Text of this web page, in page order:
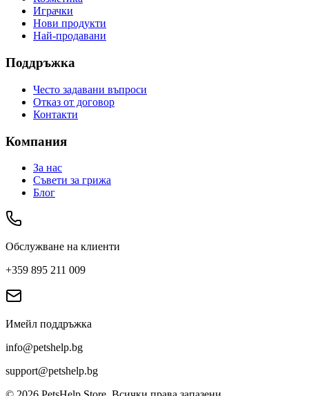
Играчки
Нови продукти
Най-продавани
Поддръжка
Често задавани въпроси
Отказ от договор
Контакти
Компания
За нас
Съвети за грижа
Блог
Обслужване на клиенти
+359 895 211 009
Имейл поддръжка
info@petshelp.bg
support@petshelp.bg